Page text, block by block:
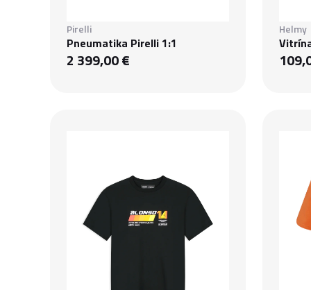
Pirelli
Pneumatika Pirelli 1:1
2 399,00 €
Helmy